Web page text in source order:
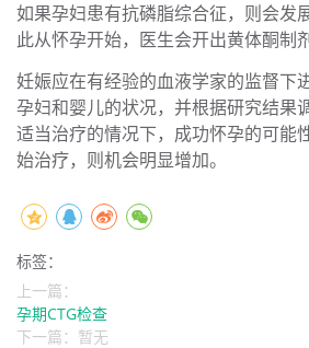
如果孕妇患有抗磷脂综合征，则会发
此从怀孕开始，医生会开出黄体酮制剂
妊娠应在有经验的血液学家的监督下
孕妇和婴儿的状况，并根据研究结果
适当治疗的情况下，成功怀孕的可能
始治疗，则机会明显增加。
标签：
上一篇：
孕期CTG检查
下一篇：暂无